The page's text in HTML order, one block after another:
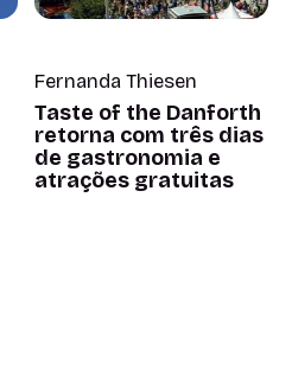
Fernanda Thiesen
Taste of the Danforth
retorna com três dias
de gastronomia e
atrações gratuitas